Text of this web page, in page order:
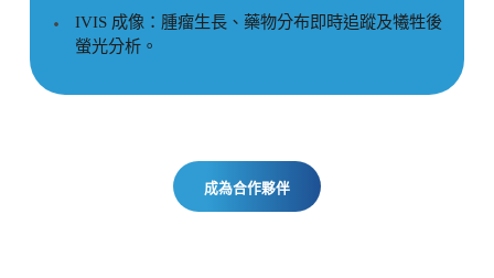
IVIS 成像：腫瘤生長、藥物分布即時追蹤及犧牲後
螢光分析。
成為合作夥伴